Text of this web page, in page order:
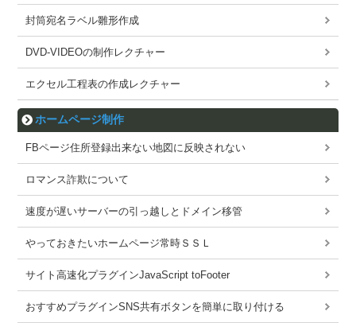
封筒宛名ラベル雛形作成
DVD-VIDEOの制作レクチャー
エクセル工程表の作成レクチャー
ホームページ制作
FBページ住所登録出来ない地図に反映されない
ロマンス詐欺について
速度が遅いサーバーの引っ越しとドメイン移管
やっておきたいホームページ常時ＳＳＬ
サイト高速化プラグインJavaScript toFooter
おすすめプラグインSNS共有ボタンを簡単に取り付ける